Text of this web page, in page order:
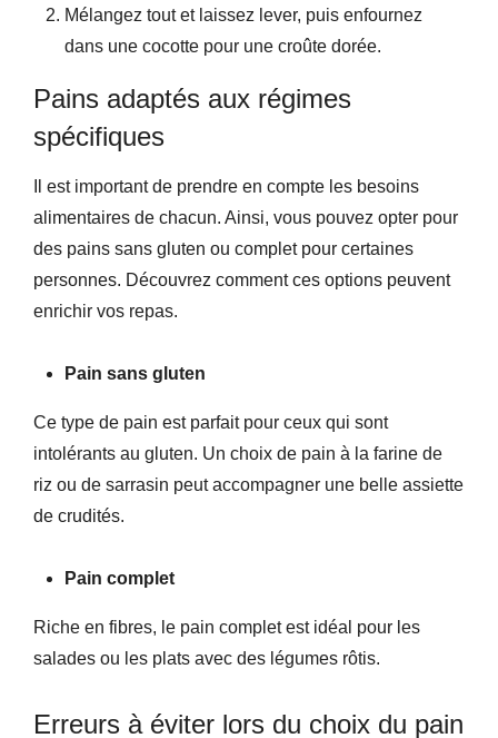
Mélangez tout et laissez lever, puis enfournez
dans une cocotte pour une croûte dorée.
Pains adaptés aux régimes
spécifiques
Il est important de prendre en compte les besoins
alimentaires de chacun. Ainsi, vous pouvez opter pour
des pains sans gluten ou complet pour certaines
personnes. Découvrez comment ces options peuvent
enrichir vos repas.
Pain sans gluten
Ce type de pain est parfait pour ceux qui sont
intolérants au gluten. Un choix de pain à la farine de
riz ou de sarrasin peut accompagner une belle assiette
de crudités.
Pain complet
Riche en fibres, le pain complet est idéal pour les
salades ou les plats avec des légumes rôtis.
Erreurs à éviter lors du choix du pain